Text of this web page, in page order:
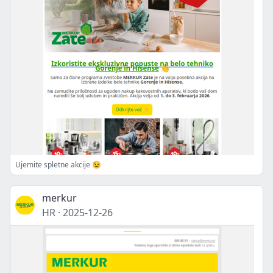
Ujemite spletne akcije 😉
merkur
HR · 2025-12-26